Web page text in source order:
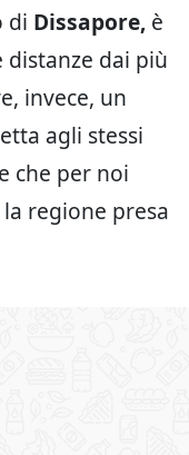
di Dissapore, è
dai più
invece, un
agli stessi
che per noi
regione presa